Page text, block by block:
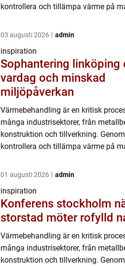
kontrollera och tillämpa värme på
03 augusti 2026 admin
inspiration
Sophantering linköping effektiv
vardag och minskad
miljöpåverkan
Värmebehandling är en kritisk
många industrisektorer, från
konstruktion och tillverkning.
kontrollera och tillämpa värme på
01 augusti 2026 admin
inspiration
Konferens stockholm när
storstad möter rofylld
Värmebehandling är en kritisk
många industrisektorer, från
konstruktion och tillverkning.